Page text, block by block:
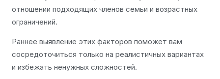
отношении подходящих членов семьи и возрастных
ограничений.
Раннее выявление этих факторов поможет вам
сосредоточиться только на реалистичных вариантах
и избежать ненужных сложностей.